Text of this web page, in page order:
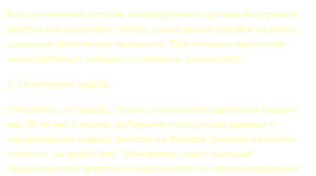
Если до лечения артроза тазобедренного сустава вы играли в
футбол или баскетбол, теперь самое время перейти на более
щадящую физическую активность. При желании здесь тоже
можно добиться хороших спортивных результатов.
1. Спортивная ходьба.
Откажитесь от ходьбы, только если имеете ощутимый лишний
вес. Если вес в норме, выбирайте подходящий вариант –
скандинавская ходьба, занятия на беговой дорожке на малой
скорости, на орбитреке. Тренировки станут хорошей
профилактикой артроза и приостановят его прогрессирование.